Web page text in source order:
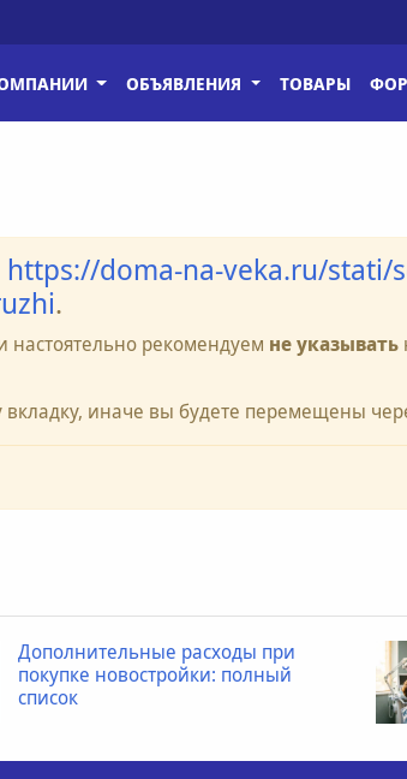
ОБЪЯВЛЕНИЯ ТОВАРЫ
https://doma-na-veka.ru/stati/
.
настоятельно рекомендуем не указывать
вкладку, иначе вы будете перемещены
Дополнительные расходы при
покупке новостройки: полный
список